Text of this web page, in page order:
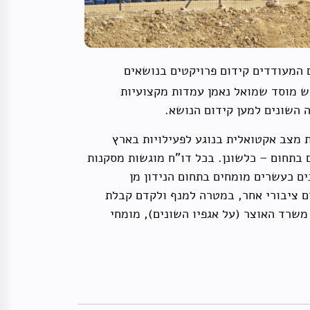
קידום פרויקטים בנושאים
מוסד שמואל נאמן עמדות מקצועיות
למען קידום הנושא.
אקטואלית בנוגע לפעילויות בארץ
בתחום – כלשונן. בכל דו"ח מוגשות מסקנות
כעשרים מומחים בתחום הנידון מן
ציבורי אחר, במטרה למנף ולקדם קבלת
האוצר (על אגפיו השונים), מומחי